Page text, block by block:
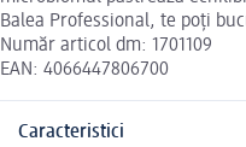
Balea Professional, te poți
Număr articol dm: 1701109
EAN: 4066447806700
Caracteristici